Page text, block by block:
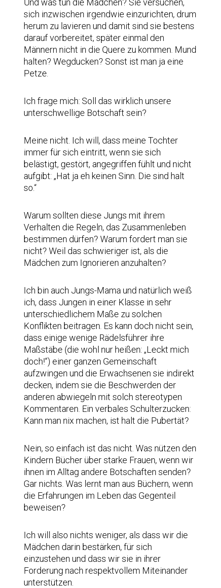
Und was tun die Mädchen? Sie versuchen,
sich inzwischen irgendwie einzurichten, drum
herum zu lavieren und damit sind sie bestens
darauf vorbereitet, später einmal den
Männern nicht in die Quere zu kommen. Mund
halten? Wegducken? Sonst ist man ja eine
Petze.
Ich frage mich: Soll das wirklich unsere
unterschwellige Botschaft sein?
Meine nicht. Ich will, dass meine Tochter
immer für sich eintritt, wenn sie sich
belästigt, gestört, angegriffen fühlt und nicht
aufgibt: „Hat ja eh keinen Sinn. Die sind halt
so.“
Warum sollten diese Jungs mit ihrem
Verhalten die Regeln, das Zusammenleben
bestimmen dürfen? Warum fordert man sie
nicht? Weil das schwieriger ist, als die
Mädchen zum Ignorieren anzuhalten?
Ich bin auch Jungs-Mama und natürlich weiß
ich, dass Jungen in einer Klasse in sehr
unterschiedlichem Maße zu solchen
Konflikten beitragen. Es kann doch nicht sein,
dass einige wenige Rädelsführer ihre
Maßstäbe (die wohl nur heißen: „Leckt mich
doch!“) einer ganzen Gemeinschaft
aufzwingen und die Erwachsenen sie indirekt
decken, indem sie die Beschwerden der
anderen abwiegeln mit solch stereotypen
Kommentaren. Ein verbales Schulterzucken:
Kann man nix machen, ist halt die Pubertät?
Nein, so einfach ist das nicht. Was nützen den
Kindern Bücher über starke Frauen, wenn wir
ihnen im Alltag andere Botschaften senden?
Gar nichts. Was lernt man aus Büchern, wenn
die Erfahrungen im Leben das Gegenteil
beweisen?
Ich will also nichts weniger, als dass wir die
Mädchen darin bestärken, für sich
einzustehen und dass wir sie in ihrer
Forderung nach respektvollem Miteinander
unterstützen.